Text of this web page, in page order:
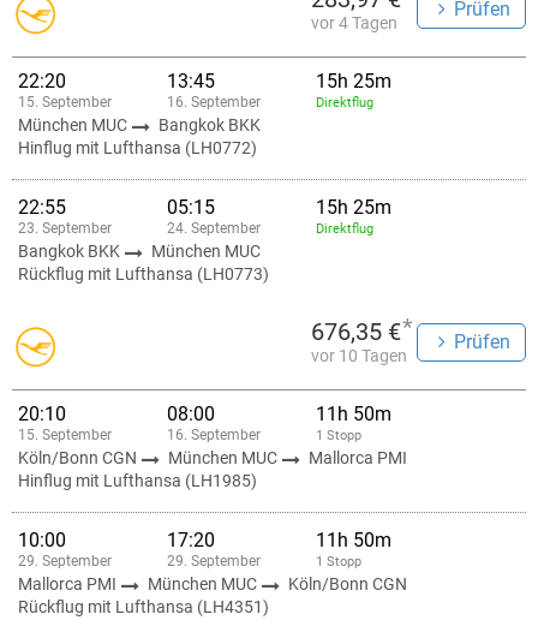
vergangenen Jahr knapp 92.000 Mitarbeiter. Im Jahr 2005 buchten
51,3 Millionen Menschen einen Flug bei der Lufthansa und ihren
größten Fluggesellschaften.
vor 4 Tagen
Prüfen
22:20
15. September
13:45
16. September
15h 25m
Direktflug
München MUC
Bangkok BKK
Hinflug mit Lufthansa (LH0772)
22:55
23. September
05:15
24. September
15h 25m
Direktflug
Bangkok BKK
München MUC
Rückflug mit Lufthansa (LH0773)
676,35 €*
vor 10 Tagen
Prüfen
20:10
15. September
08:00
16. September
11h 50m
1 Stopp
Köln/Bonn CGN München MUC
Mallorca PMI
Hinflug mit Lufthansa (LH1985)
10:00
29. September
17:20
29. September
11h 50m
1 Stopp
Mallorca PMI München MUC
Köln/Bonn CGN
Rückflug mit Lufthansa (LH4351)